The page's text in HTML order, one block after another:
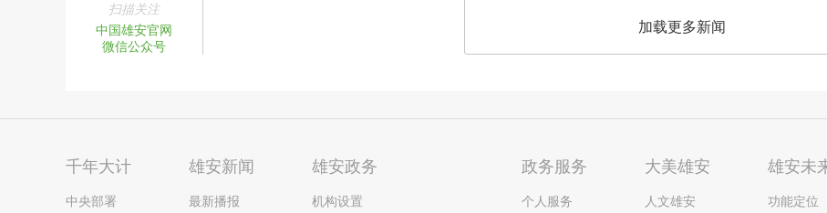
扫描关注
中国雄安官网
微信公众号
加载更多新闻
千年大计
中央部署
雄安新闻
最新播报
雄安政务
机构设置
政务服务
个人服务
大美雄安
人文雄安
雄安未
功能定位